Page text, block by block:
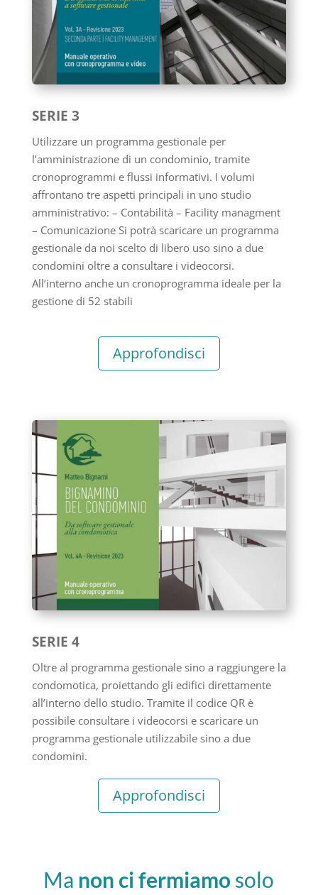
SERIE 3
Utilizzare un programma gestionale per
l’amministrazione di un condominio, tramite
cronoprogrammi e flussi informativi. I volumi
affrontano tre aspetti principali in uno studio
amministrativo: – Contabilità – Facility managment
– Comunicazione Si potrà scaricare un programma
gestionale da noi scelto di libero uso sino a due
condomini oltre a consultare i videocorsi.
All’interno anche un cronoprogramma ideale per la
gestione di 52 stabili
Approfondisci
SERIE 4
Oltre al programma gestionale sino a raggiungere la
condomotica, proiettando gli edifici direttamente
all’interno dello studio. Tramite il codice QR è
possibile consultare i videocorsi e scaricare un
programma gestionale utilizzabile sino a due
condomini.
Approfondisci
Ma non ci fermiamosolo